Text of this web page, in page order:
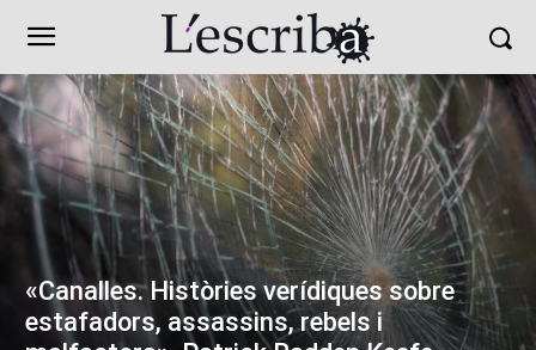
«Canalles. Històries verídiques sobre
estafadors, assassins, rebels i